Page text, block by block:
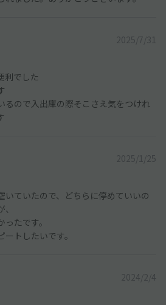
2025/7/31
利でした
るので入出庫の際そこさえ気をつけれ
2025/1/25
いていたので、どちらに停めていいの
たです。
トしたいです。
2024/2/4